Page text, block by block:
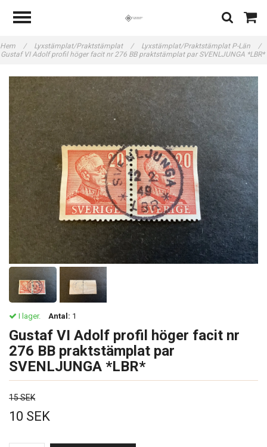
Hem / Lyxstämplat/Praktstämplat / Lyxstämplat/Praktstämplat P-Län
/
Gustaf VI Adolf profil höger facit nr 276 BB praktstämplat par SVENLJUNGA *LBR*
I lager. Antal: 1
Gustaf VI Adolf profil höger facit nr
276 BB praktstämplat par
SVENLJUNGA *LBR*
15 SEK
10 SEK